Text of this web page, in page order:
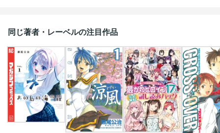
同じ著者・レーベルの注目作品